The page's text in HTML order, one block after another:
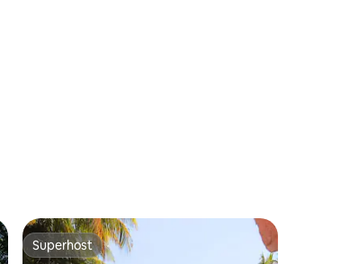
Superhost
Superhost